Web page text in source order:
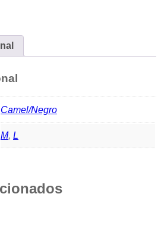
Camel/Negro
M, L